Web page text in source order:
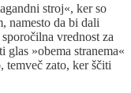
stroj«, ker so
namesto da bi dali
vrednost za
glas »obema stranema«
temveč zato, ker ščiti